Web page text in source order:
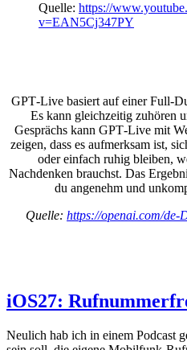
Quelle: https://
v=EAN5Cj347PY
GPT‑Live basiert auf einer Full-
Es kann gleichzeitig zuhören
Gesprächs kann GPT‑Live mit
zeigen, dass es aufmerksam ist,
oder einfach ruhig bleiben,
Nachdenken brauchst. Das
du angenehm und
Quelle: https://openai.com/de-
iOS27:
Neulich hab ich in einem Podcast